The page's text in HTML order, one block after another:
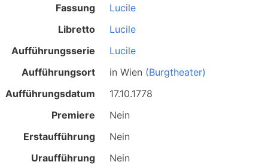
Fassung
Lucile
Libretto
Lucile
Aufführungsserie
Lucile
Aufführungsort
inWien (Burgtheater)
Aufführungsdatum
17.10.1778
Premiere
Nein
Erstaufführung
Nein
Uraufführung
Nein